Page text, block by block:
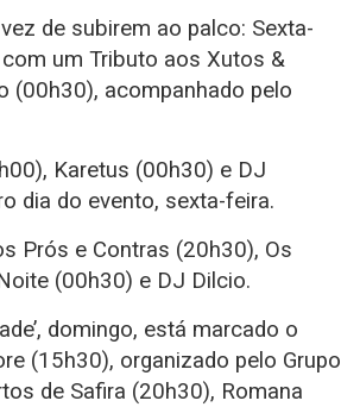
de subirem ao palco: Sexta-
um Tributo aos Xutos &
(00h30), acompanhado pelo
Karetus (00h30) e DJ
dia do evento, sexta-feira.
Prós e Contras (20h30), Os
(00h30) e DJ Dilcio.
domingo, está marcado o
(15h30), organizado pelo Grupo
de Safira (20h30), Romana